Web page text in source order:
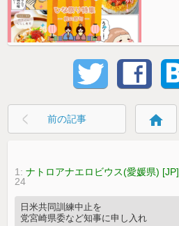
前の記事 home
1:ナトロアナエロビウス(愛媛県) [JP]
24
日米共同訓練中止を
党宮崎県委など知事に申し入れ